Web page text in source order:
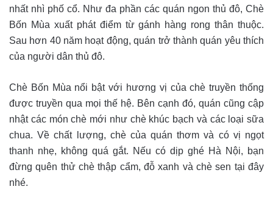
nhất nhì phố cổ. Như đa phần các quán ngon thủ đô, Chè
Bốn Mùa xuất phát điểm từ gánh hàng rong thân thuộc.
Sau hơn 40 năm hoạt động, quán trở thành quán yêu thích
của người dân thủ đô.
Chè Bốn Mùa nổi bật với hương vị của chè truyền thống
được truyền qua mọi thế hệ. Bên cạnh đó, quán cũng cập
nhật các món chè mới như chè khúc bạch và các loại sữa
chua. Về chất lượng, chè của quán thơm và có vị ngọt
thanh nhẹ, không quá gắt. Nếu có dịp ghé Hà Nội, bạn
đừng quên thử chè thập cẩm, đỗ xanh và chè sen tại đây
nhé.